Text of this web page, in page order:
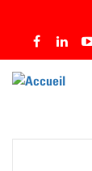
contenu
principal